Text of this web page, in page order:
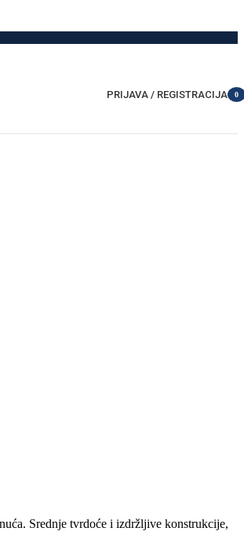
PRIJAVA / REGISTRACIJA
0
Srednje tvrdoće i izdržljive konstrukcije,